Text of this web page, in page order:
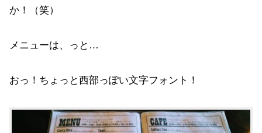
か！（笑）
メニューは、っと…
おっ！ちょっと西部っぽい文字フォント！